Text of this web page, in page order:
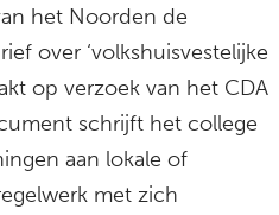
het Noorden de
over ‘volkshuisvestelijke
op verzoek van het CDA
schrijft het college
aan lokale of
met zich